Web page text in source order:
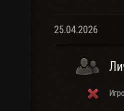
25.04.2026